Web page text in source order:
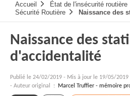
principale
Accueil État de l'insécurité routière
Sécurité Routière
Naissance des
Naissance des
d'accidentalité
Publié le 24/02/2019 - Mis à jour le 19/05/2019
- Auteur original :
Marcel Truffier - mémoire